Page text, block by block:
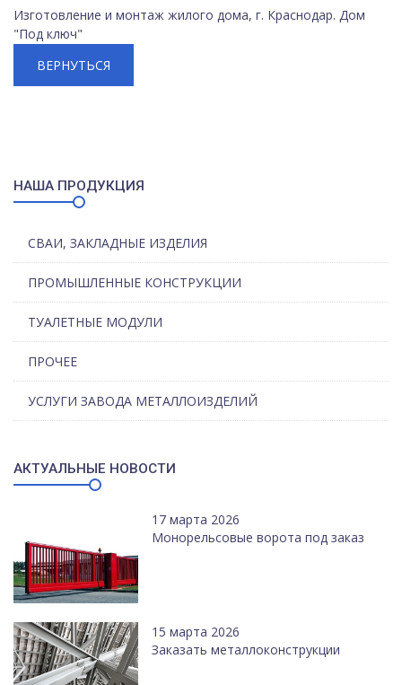
Изготовление и монтаж жилого дома, г. Краснодар. Дом
"Под ключ"
ВЕРНУТЬСЯ
НАША ПРОДУКЦИЯ
СВАИ, ЗАКЛАДНЫЕ ИЗДЕЛИЯ
ПРОМЫШЛЕННЫЕ КОНСТРУКЦИИ
ТУАЛЕТНЫЕ МОДУЛИ
ПРОЧЕЕ
УСЛУГИ ЗАВОДА МЕТАЛЛОИЗДЕЛИЙ
АКТУАЛЬНЫЕ НОВОСТИ
17 марта 2026
Монорельсовые ворота под заказ
15 марта 2026
Заказать металлоконструкции